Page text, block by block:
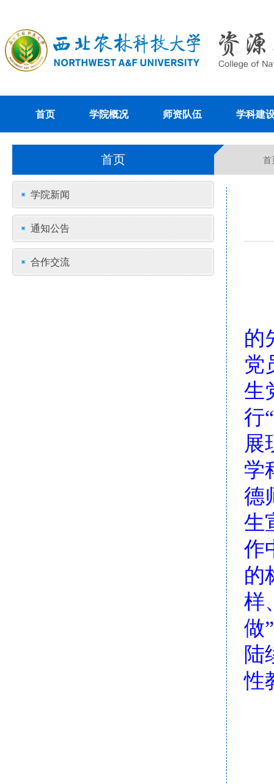
首页 学院概况 师资队伍 学科建
首页 首
学院新闻
通知公告
合作交流
的
党
生
行
展
学
德
生
作
的
样
做
陆
性